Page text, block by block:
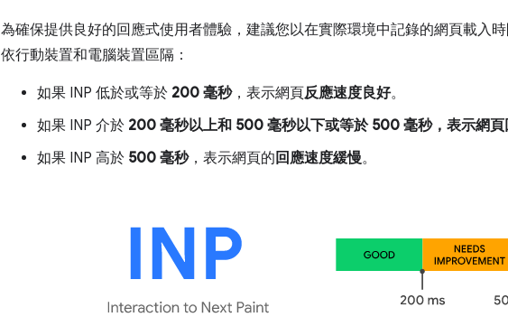
為確保提供良好的回應式使用者體驗，建議您以在實際環境中記錄的網頁載入
依行動裝置和電腦裝置區隔：
如果 INP 低於或等於 200 毫秒，表示網頁反應速度良好。
如果 INP 介於 200 毫秒以上和 500 毫秒以下或等於 500 毫秒，表示網
如果 INP 高於 500 毫秒，表示網頁的 回應速度緩慢。